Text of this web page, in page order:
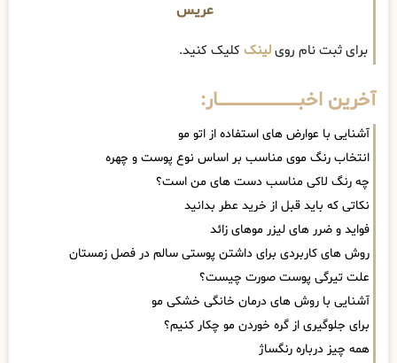
عریس
برای ثبت نام رویلینک کلیک کنید.
آخرین اخبــــــــــــــــــــــــــــــار:
آشنایی با عوارض های استفاده از اتو مو
انتخاب رنگ موی مناسب بر اساس نوع پوست و چهره
چه رنگ لاکی مناسب دست های من است؟
نکاتی که باید قبل از خرید عطر بدانید
فواید و ضرر های لیزر موهای زائد
روش های کاربردی برای داشتن پوستی سالم در فصل زمستان
علت تیرگی پوست صورت چیست؟
آشنایی با روش های درمان خانگی خشکی مو
برای جلوگیری از گره خوردن مو چکار کنیم؟
همه چیز درباره رنگساژ